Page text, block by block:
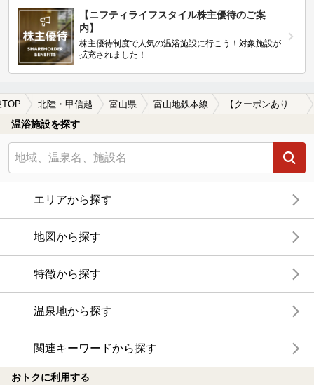
【ニフティライフスタイル株主優待のご案
内】
株主優待制度で人気の温浴施設に行こう！対象施設が
拡充されました！
TOP 北陸・甲信越 富山県 富山地鉄本線 【クーポンあり】子連れOKな富山地鉄本線周辺の温泉、日帰り温泉、スーパー銭湯を探す
温浴施設を探す
エリアから探す
地図から探す
特徴から探す
温泉地から探す
関連キーワードから探す
おトクに利用する